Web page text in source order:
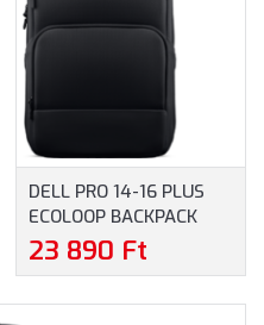
DELL PRO 14-16 PLUS
ECOLOOP BACKPACK
CP5626 HÁTIZSÁK
(460-BFFV) - MAXIMUM
23 890 Ft